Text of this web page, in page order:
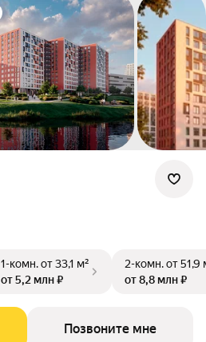
1-комн.от 33,1 м²
от 5,2 млн ₽
2-комн.от 51,9
от 8,8 млн ₽
Позвоните мне